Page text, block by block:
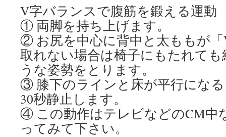
V字バランスで腹筋を鍛える運動
① 両脚を持ち上げます。
② お尻を中心に背中と太ももが
取れない場合は椅子にもたれて
うな姿勢をとります。
③ 膝下のラインと床が平行にな
30秒静止します。
④ この動作はテレビなどのCM中
ってみて下さい。